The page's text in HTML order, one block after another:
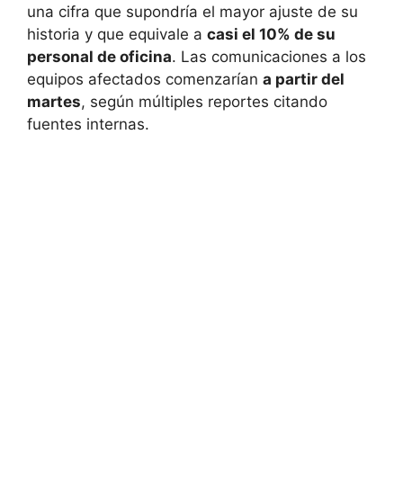
una cifra que supondría el mayor ajuste de su
historia y que equivale a casi el 10% de su
personal de oficina. Las comunicaciones a los
equipos afectados comenzarían a partir del
martes, según múltiples reportes citando
fuentes internas.